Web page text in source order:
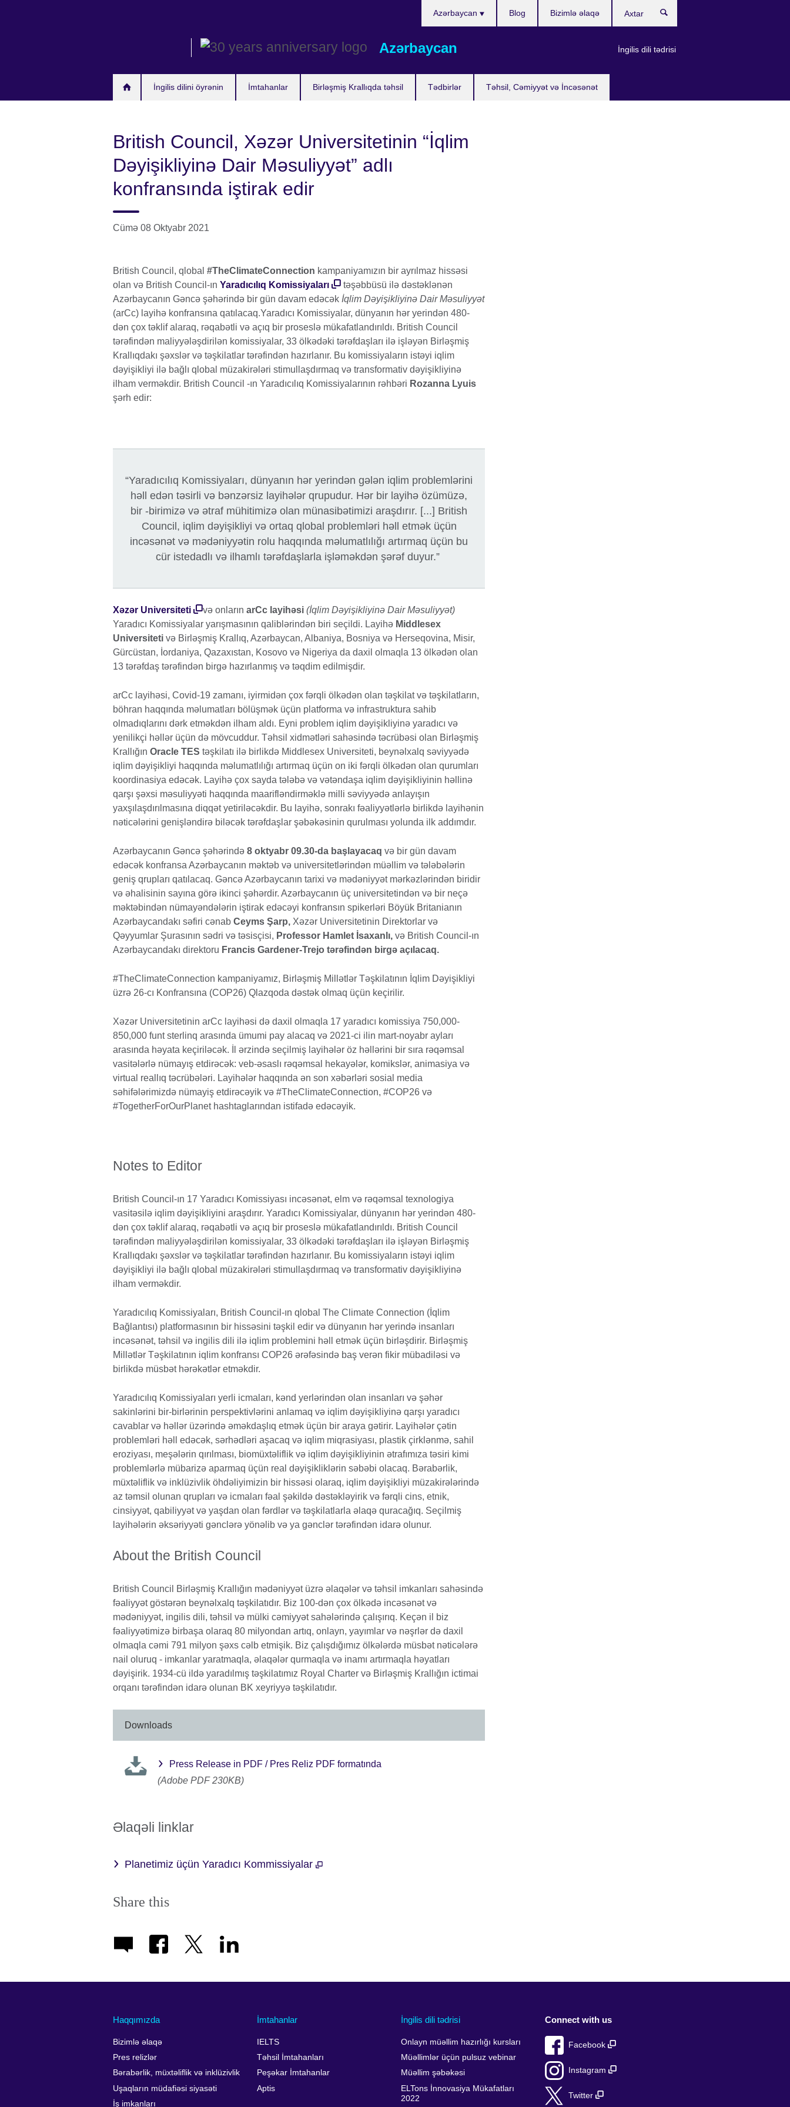
Azərbaycan
İngilis dilini öyrənin İmtahanlar Birləşmiş Krallıqda təhsil Tədbirlər Təhsil, Cəmiyyət və İncəsənət
Azərbaycan
İngilis dili tədrisi
Blog Bizimlə əlaqə
British Council, Xəzər Universitetinin “İqlim
Dəyişikliyinə Dair Məsuliyyət” adlı
konfransında iştirak edir
Cümə 08 Oktyabr 2021
British Council, qlobal #TheClimateConnection kampaniyamızın bir ayrılmaz hissəsi
olan və British Council-ın Yaradıcılıq Komissiyaları
təşəbbüsü ilə dəstəklənən
Azərbaycanın Gəncə şəhərində bir gün davam edəcək İqlim Dəyişikliyinə Dair Məsuliyyət
(arCc) layihə konfransına qatılacaq.Yaradıcı Komissiyalar, dünyanın hər yerindən 480-
dən çox təklif alaraq, rəqabətli və açıq bir proseslə mükafatlandırıldı. British Council
tərəfindən maliyyələşdirilən komissiyalar, 33 ölkədəki tərəfdaşları ilə işləyən Birləşmiş
Krallıqdakı şəxslər və təşkilatlar tərəfindən hazırlanır. Bu komissiyaların istəyi iqlim
dəyişikliyi ilə bağlı qlobal müzakirələri stimullaşdırmaq və transformativ dəyişikliyinə
ilham verməkdir. British Council -ın Yaradıcılıq Komissiyalarının rəhbəri Rozanna Lyuis
şərh edir:
“Yaradıcılıq Komissiyaları, dünyanın hər yerindən gələn iqlim problemlərini
həll edən təsirli və bənzərsiz layihələr qrupudur. Hər bir layihə özümüzə,
bir -birimizə və ətraf mühitimizə olan münasibətimizi araşdırır. [...] British
Council, iqlim dəyişikliyi və ortaq qlobal problemləri həll etmək üçün
incəsənət və mədəniyyətin rolu haqqında məlumatlılığı artırmaq üçün bu
cür istedadlı və ilhamlı tərəfdaşlarla işləməkdən şərəf duyur.”
Xəzər Universiteti və onların arCc layihəsi (İqlim Dəyişikliyinə Dair Məsuliyyət)
Yaradıcı Komissiyalar yarışmasının qaliblərindən biri seçildi. Layihə Middlesex
Universiteti və Birləşmiş Krallıq, Azərbaycan, Albaniya, Bosniya və Herseqovina, Misir,
Gürcüstan, İordaniya, Qazaxıstan, Kosovo və Nigeriya da daxil olmaqla 13 ölkədən olan
13 tərəfdaş tərəfindən birgə hazırlanmış və təqdim edilmişdir.
arCc layihəsi, Covid-19 zamanı, iyirmidən çox fərqli ölkədən olan təşkilat və təşkilatların,
böhran haqqında məlumatları bölüşmək üçün platforma və infrastruktura sahib
olmadıqlarını dərk etməkdən ilham aldı. Eyni problem iqlim dəyişikliyinə yaradıcı və
yenilikçi həllər üçün də mövcuddur. Təhsil xidmətləri sahəsində təcrübəsi olan Birləşmiş
Krallığın Oracle TES təşkilatı ilə birlikdə Middlesex Universiteti, beynəlxalq səviyyədə
iqlim dəyişikliyi haqqında məlumatlılığı artırmaq üçün on iki fərqli ölkədən olan qurumları
koordinasiya edəcək. Layihə çox sayda tələbə və vətəndaşa iqlim dəyişikliyinin həllinə
qarşı şəxsi məsuliyyəti haqqında maarifləndirməklə milli səviyyədə anlayışın
yaxşılaşdırılmasına diqqət yetiriləcəkdir. Bu layihə, sonrakı fəaliyyətlərlə birlikdə layihənin
nəticələrini genişləndirə biləcək tərəfdaşlar şəbəkəsinin qurulması yolunda ilk addımdır.
Azərbaycanın Gəncə şəhərində 8 oktyabr 09.30-da başlayacaq və bir gün davam
edəcək konfransa Azərbaycanın məktəb və universitetlərindən müəllim və tələbələrin
geniş qrupları qatılacaq. Gəncə Azərbaycanın tarixi və mədəniyyət mərkəzlərindən biridir
və əhalisinin sayına görə ikinci şəhərdir. Azərbaycanın üç universitetindən və bir neçə
məktəbindən nümayəndələrin iştirak edəcəyi konfransın spikerləri Böyük Britanianın
Azərbaycandakı səfiri cənab Ceyms Şarp, Xəzər Universitetinin Direktorlar və
Qəyyumlar Şurasının sədri və təsisçisi, Professor Hamlet İsaxanlı, və British Council-ın
Azərbaycandakı direktoru Francis Gardener-Trejo tərəfindən birgə açılacaq.
#TheClimateConnection kampaniyamız, Birləşmiş Millətlər Təşkilatının İqlim Dəyişikliyi
üzrə 26-cı Konfransına (COP26) Qlazqoda dəstək olmaq üçün keçirilir.
Xəzər Universitetinin arCc layihəsi də daxil olmaqla 17 yaradıcı komissiya 750,000-
850,000 funt sterlinq arasında ümumi pay alacaq və 2021-ci ilin mart-noyabr ayları
arasında həyata keçiriləcək. İl ərzində seçilmiş layihələr öz həllərini bir sıra rəqəmsal
vasitələrlə nümayış etdirəcək: veb-əsaslı rəqəmsal hekayələr, komikslər, animasiya və
virtual reallıq təcrübələri. Layihələr haqqında ən son xəbərləri sosial media
səhifələrimizdə nümayiş etdirəcəyik və #TheClimateConnection, #COP26 və
#TogetherForOurPlanet hashtaglarından istifadə edəcəyik.
Notes to Editor
British Council-ın 17 Yaradıcı Komissiyası incəsənət, elm və rəqəmsal texnologiya
vasitəsilə iqlim dəyişikliyini araşdırır. Yaradıcı Komissiyalar, dünyanın hər yerindən 480-
dən çox təklif alaraq, rəqabətli və açıq bir proseslə mükafatlandırıldı. British Council
tərəfindən maliyyələşdirilən komissiyalar, 33 ölkədəki tərəfdaşları ilə işləyən Birləşmiş
Krallıqdakı şəxslər və təşkilatlar tərəfindən hazırlanır. Bu komissiyaların istəyi iqlim
dəyişikliyi ilə bağlı qlobal müzakirələri stimullaşdırmaq və transformativ dəyişikliyinə
ilham verməkdir.
Yaradıcılıq Komissiyaları, British Council-ın qlobal The Climate Connection (İqlim
Bağlantısı) platformasının bir hissəsini təşkil edir və dünyanın hər yerində insanları
incəsənət, təhsil və ingilis dili ilə iqlim problemini həll etmək üçün birləşdirir. Birləşmiş
Millətlər Təşkilatının iqlim konfransı COP26 ərəfəsində baş verən fikir mübadiləsi və
birlikdə müsbət hərəkətlər etməkdir.
Yaradıcılıq Komissiyaları yerli icmaları, kənd yerlərindən olan insanları və şəhər
sakinlərini bir-birlərinin perspektivlərini anlamaq və iqlim dəyişikliyinə qarşı yaradıcı
cavablar və həllər üzərində əməkdaşlıq etmək üçün bir araya gətirir. Layihələr çətin
problemləri həll edəcək, sərhədləri aşacaq və iqlim miqrasiyası, plastik çirklənmə, sahil
eroziyası, meşələrin qırılması, biomüxtəliflik və iqlim dəyişikliyinin ətrafımıza təsiri kimi
problemlərlə mübarizə aparmaq üçün real dəyişikliklərin səbəbi olacaq. Bərabərlik,
müxtəliflik və inklüzivlik öhdəliyimizin bir hissəsi olaraq, iqlim dəyişikliyi müzakirələrində
az təmsil olunan qrupları və icmaları fəal şəkildə dəstəkləyirik və fərqli cins, etnik,
cinsiyyət, qabiliyyət və yaşdan olan fərdlər və təşkilatlarla əlaqə quracağıq. Seçilmiş
layihələrin əksəriyyəti gənclərə yönəlib və ya gənclər tərəfindən idarə olunur.
About the British Council
British Council Birləşmiş Krallığın mədəniyyət üzrə əlaqələr və təhsil imkanları sahəsində
fəaliyyət göstərən beynəlxalq təşkilatıdır. Biz 100-dən çox ölkədə incəsənət və
mədəniyyət, ingilis dili, təhsil və mülki cəmiyyət sahələrində çalışırıq. Keçən il biz
fəaliyyətimizə birbaşa olaraq 80 milyondan artıq, onlayn, yayımlar və nəşrlər də daxil
olmaqla cəmi 791 milyon şəxs cəlb etmişik. Biz çalışdığımız ölkələrdə müsbət nəticələrə
nail oluruq - imkanlar yaratmaqla, əlaqələr qurmaqla və inamı artırmaqla həyatları
dəyişirik. 1934-cü ildə yaradılmış təşkilatımız Royal Charter və Birləşmiş Krallığın ictimai
orqanı tərəfindən idarə olunan BK xeyriyyə təşkilatıdır.
Downloads
Press Release in PDF / Pres Reliz PDF formatında
(Adobe PDF 230KB)
Əlaqəli linklar
Planetimiz üçün Yaradıcı Kommissiyalar
Share this
Haqqımızda
Bizimlə əlaqə
Pres relizlər
Bərabərlik, müxtəliflik və inklüzivlik
Uşaqların müdafiəsi siyasəti
İş imkanları
İmtahanlar
IELTS
Təhsil İmtahanları
Peşəkar İmtahanlar
Aptis
İngilis dili tədrisi
Onlayn müəllim hazırlığı kursları
Müəllimlər üçün pulsuz vebinar
Müəllim şəbəkəsi
ELTons İnnovasiya Mükafatları
2022
Connect with us
Facebook
Instagram
Twitter